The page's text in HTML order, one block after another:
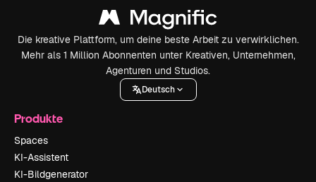
Die kreative Plattform, um deine beste Arbeit zu verwirklichen.
Mehr als 1 Million Abonnenten unter Kreativen, Unternehmen,
Agenturen und Studios.
Deutsch
Produkte
Spaces
KI-Assistent
KI-Bildgenerator